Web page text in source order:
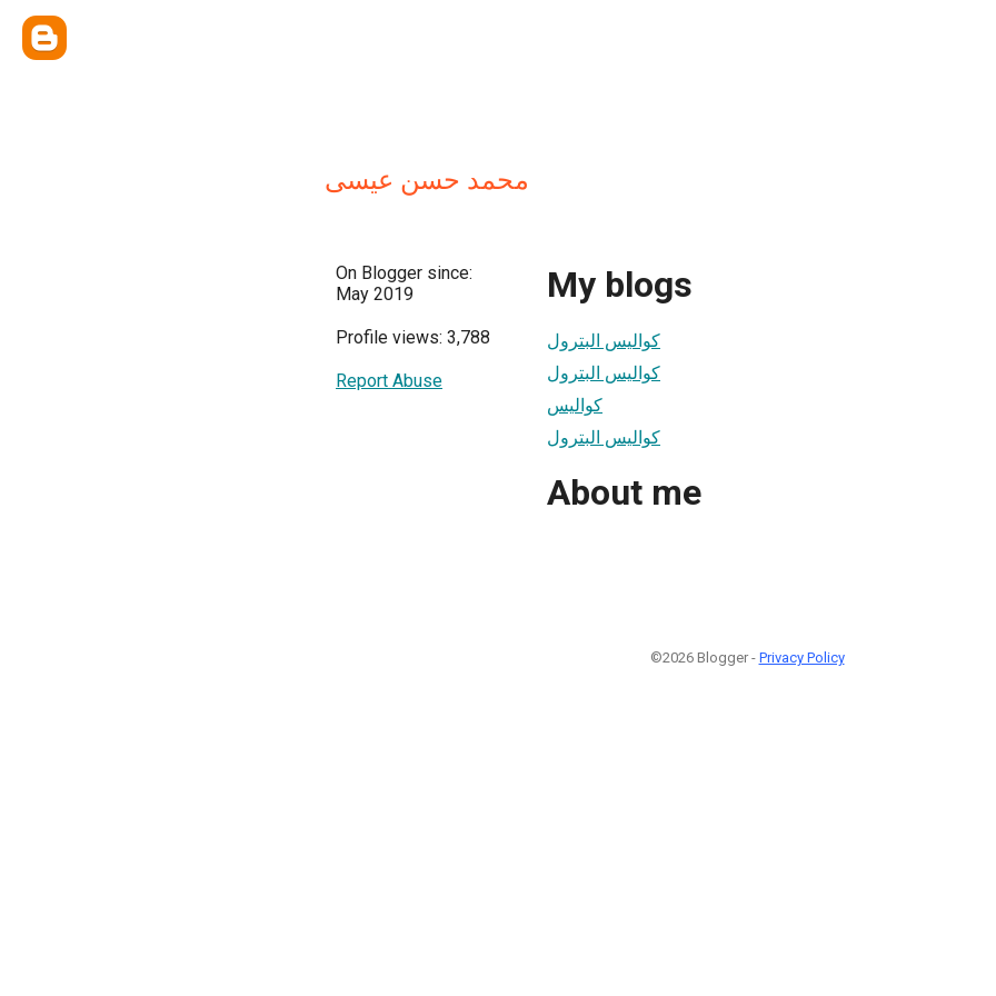
محمد حسن عيسى
On Blogger since:
May 2019
Profile views: 3,788
Report Abuse
My blogs
كواليس البترول
كواليس البترول
كواليس
كواليس البترول
About me
©2026 Blogger - Privacy Policy